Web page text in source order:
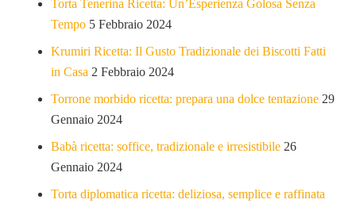
Torta Tenerina Ricetta: Un’Esperienza Golosa Senza
Tempo 5 Febbraio 2024
Krumiri Ricetta: Il Gusto Tradizionale dei Biscotti Fatti
in Casa 2 Febbraio 2024
Torrone morbido ricetta: prepara una dolce tentazione 29
Gennaio 2024
Babà ricetta: soffice, tradizionale e irresistibile 26
Gennaio 2024
Torta diplomatica ricetta: deliziosa, semplice e raffinata